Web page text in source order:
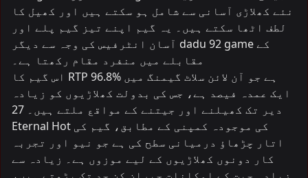
نئے کھلاڑی آسانی سے شامل ہو سکتے ہیں اور کھیل کا
لطف اٹھا سکتے ہیں۔ یہ گیم اپنے تیز گیم پلے اور
آسان انٹرفیس کی وجہ سے دیگر dadu 92 game کے
مقابلے میں منفرد مقام رکھتا ہے۔
اس گیم کا RTP 96.8% ہے جو آن لائن سلاٹ گیمنگ میں
ایک عمدہ فیصد ہے، جس کی بدولت کھلاڑیوں کو زیادہ
دیر تک کھیلنے اور جیتنے کے مواقع ملتے ہیں۔ 27
Eternal Hot کی موجودہ کمپنی کے مطابق، گیم کی
اتار چڑھاؤ درمیانی سطح کی ہے جو نیو اور تجربہ
کار دونوں کھلاڑیوں کے لیے موزوں ہے۔ زیادہ سے